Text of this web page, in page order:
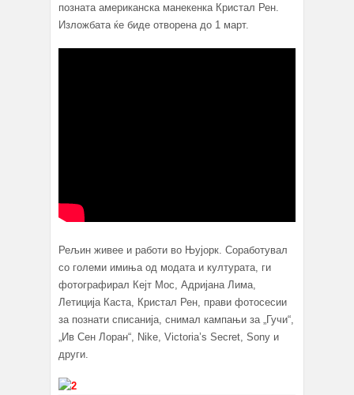
позната американска манекенка Кристал Рен.
Изложбата ќе биде отворена до 1 март.
Рељин живее и работи во Њујорк. Соработувал
со големи имиња од модата и културата, ги
фотографирал Кејт Мос, Адријана Лима,
Летиција Каста, Кристал Рен, прави фотосесии
за познати списанија, снимал кампањи за „Гучи“,
„Ив Сен Лоран“, Nike, Victoria’s Secret, Sony и
други.